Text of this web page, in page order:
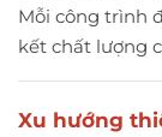
Mỗi công trình
kết chất lượng
Xu hướng